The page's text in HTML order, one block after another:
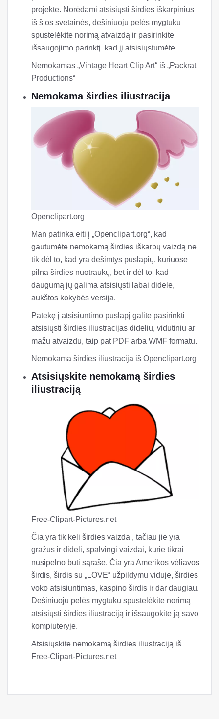
projekte. Norėdami atsisiųsti širdies iškarpinius
iš šios svetainės, dešiniuoju pelės mygtuku
spustelėkite norimą atvaizdą ir pasirinkite
išsaugojimo parinktį, kad jį atsisiųstumėte.
Nemokamas „Vintage Heart Clip Art“ iš „Packrat
Productions“
Nemokama širdies iliustracija
Openclipart.org
Man patinka eiti į „Openclipart.org“, kad
gautumėte nemokamą širdies iškarpų vaizdą ne
tik dėl to, kad yra dešimtys puslapių, kuriuose
pilna širdies nuotraukų, bet ir dėl to, kad
daugumą jų galima atsisiųsti labai didele,
aukštos kokybės versija.
Patekę į atsisiuntimo puslapį galite pasirinkti
atsisiųsti širdies iliustracijas dideliu, vidutiniu ar
mažu atvaizdu, taip pat PDF arba WMF formatu.
Nemokama širdies iliustracija iš Openclipart.org
Atsisiųskite nemokamą širdies
iliustraciją
Free-Clipart-Pictures.net
Čia yra tik keli širdies vaizdai, tačiau jie yra
gražūs ir dideli, spalvingi vaizdai, kurie tikrai
nusipelno būti sąraše. Čia yra Amerikos vėliavos
širdis, širdis su „LOVE“ užpildymu viduje, širdies
voko atsisiuntimas, kaspino širdis ir dar daugiau.
Dešiniuoju pelės mygtuku spustelėkite norimą
atsisiųsti širdies iliustraciją ir išsaugokite ją savo
kompiuteryje.
Atsisiųskite nemokamą širdies iliustraciją iš
Free-Clipart-Pictures.net